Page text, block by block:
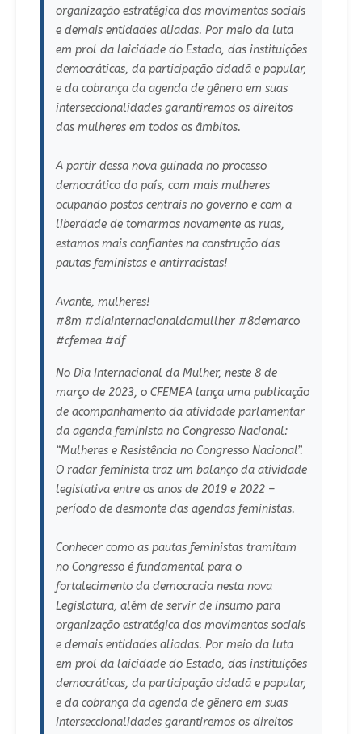
organização estratégica dos movimentos sociais
e demais entidades aliadas. Por meio da luta
em prol da laicidade do Estado, das instituições
democráticas, da participação cidadã e popular,
e da cobrança da agenda de gênero em suas
interseccionalidades garantiremos os direitos
das mulheres em todos os âmbitos.
A partir dessa nova guinada no processo
democrático do país, com mais mulheres
ocupando postos centrais no governo e com a
liberdade de tomarmos novamente as ruas,
estamos mais confiantes na construção das
pautas feministas e antirracistas!
Avante, mulheres!
#8m #diainternacionaldamullher #8demarco
#cfemea #df
No Dia Internacional da Mulher, neste 8 de
março de 2023, o CFEMEA lança uma publicação
de acompanhamento da atividade parlamentar
da agenda feminista no Congresso Nacional:
“Mulheres e Resistência no Congresso Nacional”.
O radar feminista traz um balanço da atividade
legislativa entre os anos de 2019 e 2022 –
período de desmonte das agendas feministas.
Conhecer como as pautas feministas tramitam
no Congresso é fundamental para o
fortalecimento da democracia nesta nova
Legislatura, além de servir de insumo para
organização estratégica dos movimentos sociais
e demais entidades aliadas. Por meio da luta
em prol da laicidade do Estado, das instituições
democráticas, da participação cidadã e popular,
e da cobrança da agenda de gênero em suas
interseccionalidades garantiremos os direitos